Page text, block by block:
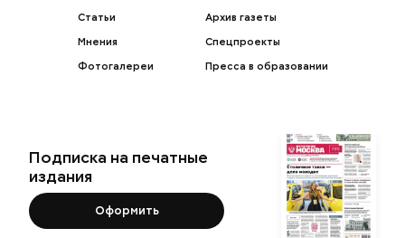
Статьи
Мнения
Фотогалереи
Архив газеты
Спецпроекты
Пресса в образовании
Подписка на печатные
издания
Оформить